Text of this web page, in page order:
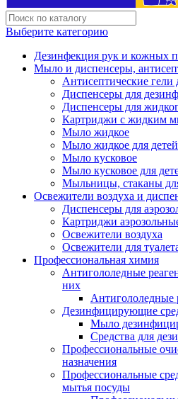
Выберите категорию
Дезинфекция рук и кожных
Мыло и диспенсеры,
Антисептические гели
Диспенсеры для
Диспенсеры для
Картриджи с жидким
Мыло жидкое
Мыло жидкое для детей
Мыло кусковое
Мыло кусковое для
Мыльницы, стаканы
Освежители воздуха и
Диспенсеры для
Картриджи
Освежители воздуха
Освежители для
Профессиональная химия
Антигололедные
них
Антигололедные
Дезинфицирующие
Мыло
Средства для
Профессиональные
назначения
Профессиональные
мытья посуды